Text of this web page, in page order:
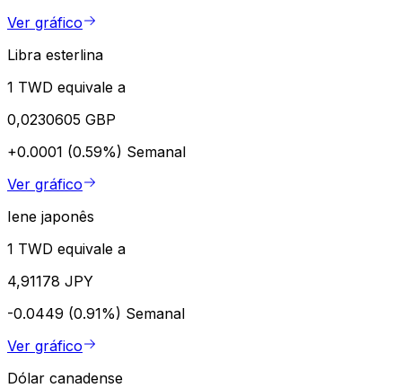
Ver gráfico
Libra esterlina
1 TWD equivale a
0,0230605 GBP
+0.0001 (0.59%) Semanal
Ver gráfico
Iene japonês
1 TWD equivale a
4,91178 JPY
-0.0449 (0.91%) Semanal
Ver gráfico
Dólar canadense